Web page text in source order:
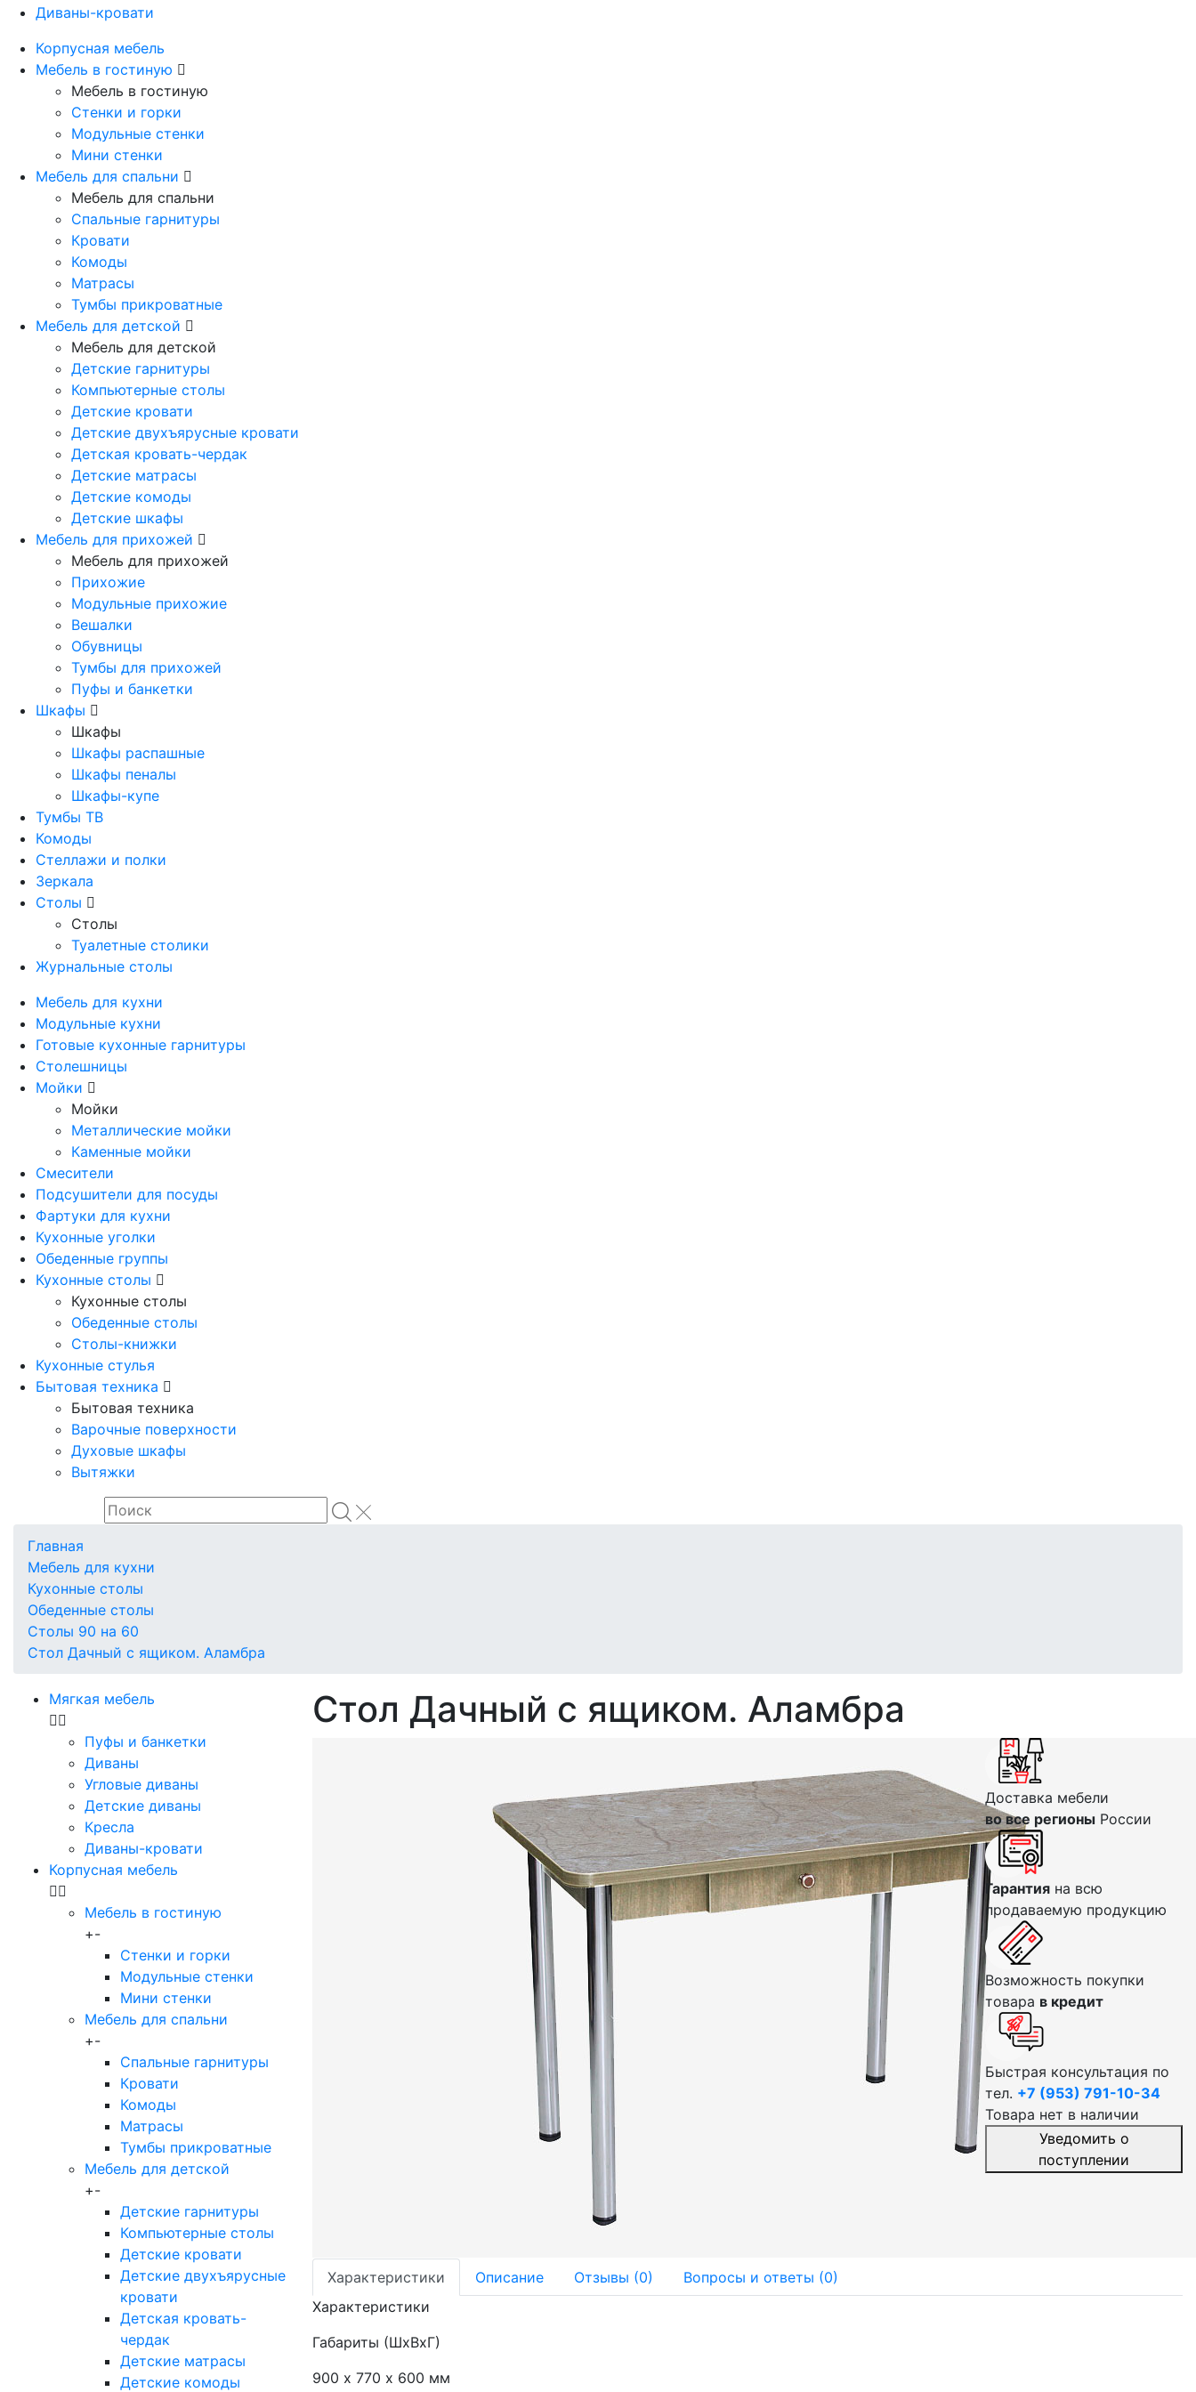
Диваны-кровати
Корпусная мебель
Мебель в гостиную
Мебель в гостиную
Стенки и горки
Модульные стенки
Мини стенки
Мебель для спальни
Мебель для спальни
Спальные гарнитуры
Кровати
Комоды
Матрасы
Тумбы прикроватные
Мебель для детской
Мебель для детской
Детские гарнитуры
Компьютерные столы
Детские кровати
Детские двухъярусные кровати
Детская кровать-чердак
Детские матрасы
Детские комоды
Детские шкафы
Мебель для прихожей
Мебель для прихожей
Прихожие
Модульные прихожие
Вешалки
Обувницы
Тумбы для прихожей
Пуфы и банкетки
Шкафы
Шкафы
Шкафы распашные
Шкафы пеналы
Шкафы-купе
Тумбы ТВ
Комоды
Стеллажи и полки
Зеркала
Столы
Столы
Туалетные столики
Журнальные столы
Мебель для кухни
Модульные кухни
Готовые кухонные гарнитуры
Столешницы
Мойки
Мойки
Металлические мойки
Каменные мойки
Смесители
Подсушители для посуды
Фартуки для кухни
Кухонные уголки
Обеденные группы
Кухонные столы
Кухонные столы
Обеденные столы
Столы-книжки
Кухонные стулья
Бытовая техника
Бытовая техника
Варочные поверхности
Духовые шкафы
Вытяжки
Главная
Мебель для кухни
Кухонные столы
Обеденные столы
Столы 90 на 60
Стол Дачный с ящиком. Аламбра
Мягкая мебель
Пуфы и банкетки
Диваны
Угловые диваны
Детские диваны
Кресла
Диваны-кровати
Корпусная мебель
Мебель в гостиную
+-
Стенки и горки
Модульные стенки
Мини стенки
Мебель для спальни
+-
Спальные гарнитуры
Кровати
Комоды
Матрасы
Тумбы прикроватные
Мебель для детской
+-
Детские гарнитуры
Компьютерные столы
Детские кровати
Детские двухъярусные
кровати
Детская кровать-
чердак
Детские матрасы
Детские комоды
Стол Дачный с ящиком. Аламбра
Доставка мебели
во все регионы России
Гарантия на всю
продаваемую продукцию
Возможность покупки
товара в кредит
Быстрая консультация по
тел. +7 (953) 791-10-34
Товара нет в наличии
Уведомить о
поступлении
Характеристики Описание Отзывы (0)
Вопросы и ответы (0)
Характеристики
Габариты (ШхВхГ)
900 х 770 х 600 мм